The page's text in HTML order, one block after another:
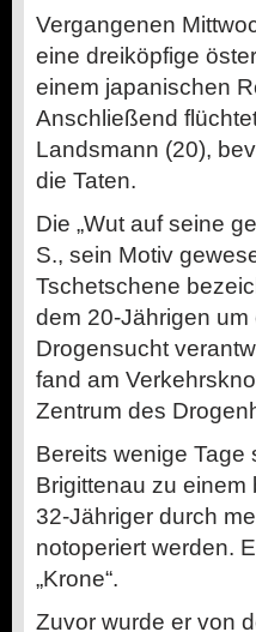
Vergangenen
eine dreiköpfige
einem japanischen
Anschließend
Landsmann (20),
die Taten.
Die „Wut auf seine
S., sein Motiv
Tschetschene
dem 20-Jährigen
Drogensucht
fand am
Zentrum des
Bereits wenige Tage
Brigittenau zu einem
32-Jähriger durch
notoperiert werden.
„Krone“.
Zuvor wurde er von